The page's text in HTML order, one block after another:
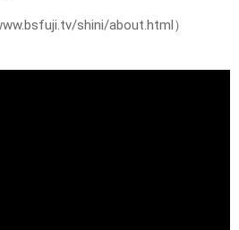
shini/about.html）